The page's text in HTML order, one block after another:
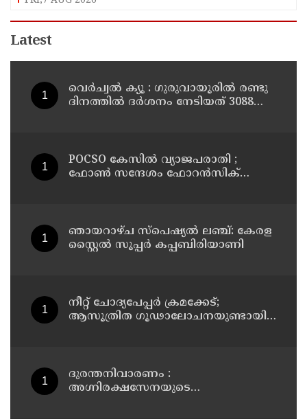
Latest
വെർച്വൽ ക്യൂ : ഗുരുവായൂരിൽ രണ്ടു
ദിനത്തിൽ ദർശനം നേടിയത് 3088
POCSO കേസിൽ വ്യാജപരാതി ;
ഫോൺ സന്ദേശം ഫോറൻസിക്
ഞായറാഴ്ച സ്പെഷ്യൽ ലഞ്ച്: കേരള
സ്റ്റൈൽ സൂപ്പർ കപ്പബിരിയാണി
നീറ്റ് ചോദ്യപേപ്പര്‍ ക്രമക്കേട്;
ആസൂത്രിത ഗൂഢാലോചനയുണ്ടായി;
ദുരന്തനിവാരണം :
അഗ്നിരക്ഷസേനയുടെ